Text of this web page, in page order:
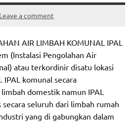
Leave a comment
AIR LIMBAH KOMUNAL IPAL
(Instalasi Pengolahan Air
atau terkordinir disatu lokasi
komunal secara
domestik namun IPAL
seluruh dari limbah rumah
yang di gabungkan dalam